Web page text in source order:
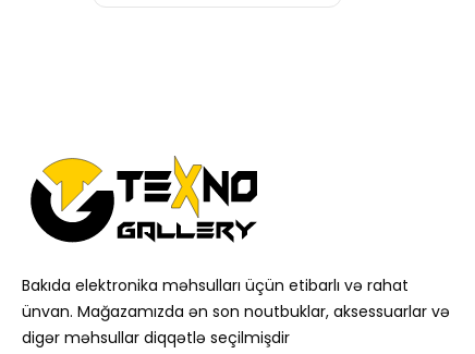
Bakıda elektronika məhsulları üçün etibarlı və rahat
ünvan. Mağazamızda ən son noutbuklar, aksessuarlar və
digər məhsullar diqqətlə seçilmişdir